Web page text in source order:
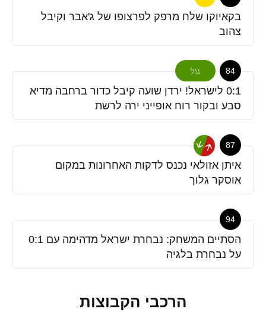
בקאיוקו שלח מרפק לפרצופו של ג'אבר וקיבל
צהוב
84 גול
0:1 לישראל! ירדן שועה קיבל כדור ברחבה מדיא
סבע ובקור רוח אופייני ירה לרשת
87
איתן אזולאי נכנס לדקות האחרונות במקום
אוסקר גלוך
94
הסתיים המשחק: נבחרת ישראל מדהימה עם 0:1
על נבחרת בלגיה
הרכבי הקבוצות